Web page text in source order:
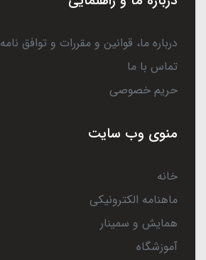
درباره ما، قوانین و مقررات و توافق نامه
تماس با ما
حریم خصوصی
منوی وب سایت
خانه
ماهنامه الکترونیکی
همایش و سمینار
آموزشگاه